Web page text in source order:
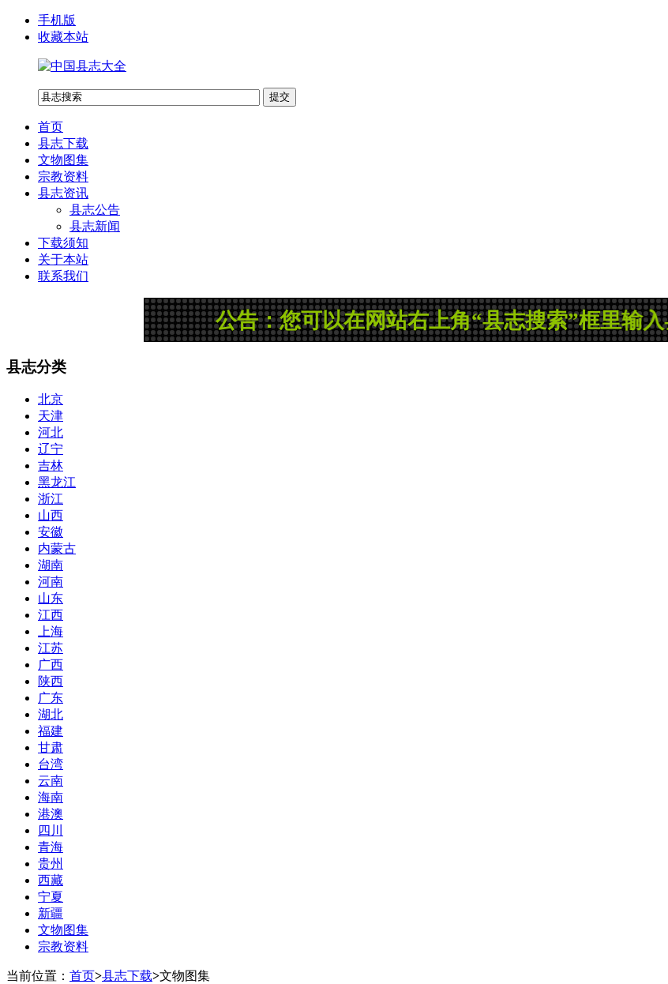
手机版
收藏本站
首页
县志下载
文物图集
宗教资料
县志资讯
县志公告
县志新闻
下载须知
关于本站
联系我们
公告：您可以在网站右上角“县志搜索”框里输入县志
县志分类
北京
天津
河北
辽宁
吉林
黑龙江
浙江
山西
安徽
内蒙古
湖南
河南
山东
江西
上海
江苏
广西
陕西
广东
湖北
福建
甘肃
台湾
云南
海南
港澳
四川
青海
贵州
西藏
宁夏
新疆
文物图集
宗教资料
当前位置： 首页>县志下载>文物图集